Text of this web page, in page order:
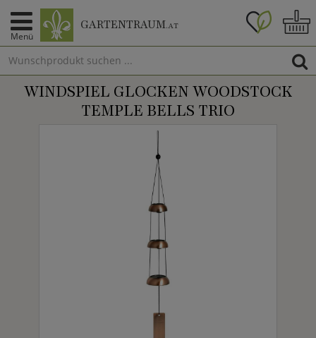
Menü
GARTENTRAUM.AT
WINDSPIEL GLOCKEN WOODSTOCK
TEMPLE BELLS TRIO